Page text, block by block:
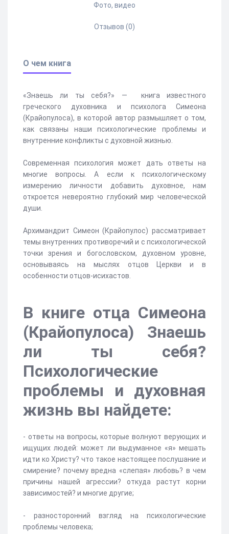
Фото, видео
Отзывов (0)
О чем книга
«Знаешь ли ты себя?» — книга известного
греческого духовника и психолога Симеона
(Крайопулоса), в которой автор размышляет о том,
как связаны наши психологические проблемы и
внутренние конфликты с духовной жизнью.
Современная психология может дать ответы на
многие вопросы. А если к психологическому
измерению личности добавить духовное, нам
откроется невероятно глубокий мир человеческой
души.
Архимандрит Симеон (Крайопулос) рассматривает
темы внутренних противоречий и с психологической
точки зрения и богословском, духовном уровне,
основываясь на мыслях отцов Церкви и в
особенности отцов-исихастов.
В книге отца Симеона
(Крайопулоса) Знаешь
ли ты себя?
Психологические
проблемы и духовная
жизнь вы найдете:
- ответы на вопросы, которые волнуют верующих и
ищущих людей: может ли выдуманное «я» мешать
идти ко Христу? что такое настоящее послушание и
смирение? почему вредна «слепая» любовь? в чем
причины нашей агрессии? откуда растут корни
зависимостей? и многие другие;
- разносторонний взгляд на психологические
проблемы человека;